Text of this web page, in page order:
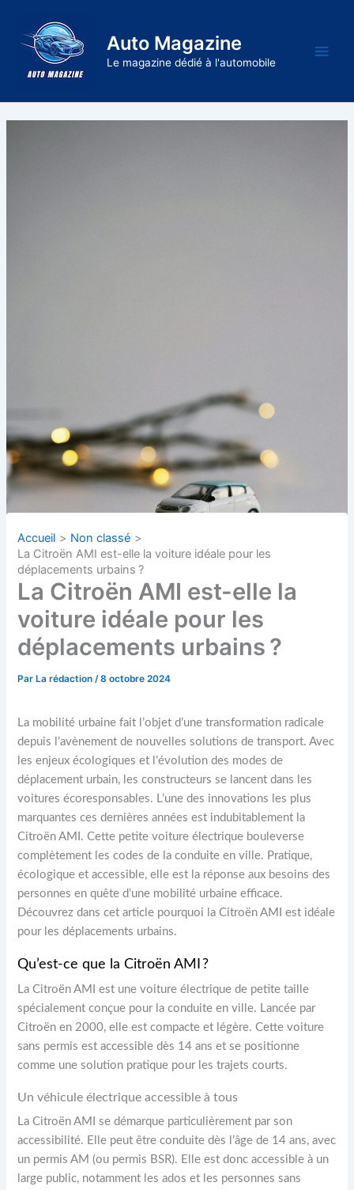
contenu
Auto Magazine
Le magazine dédié à l'automobile
Accueil
Non classé
La Citroën AMI est-elle la voiture idéale pour les
déplacements urbains ?
La Citroën AMI est-elle la
voiture idéale pour les
déplacements urbains ?
Par La rédaction/8 octobre 2024
La mobilité urbaine fait l’objet d’une transformation radicale
depuis l’avènement de nouvelles solutions de transport. Avec
les enjeux écologiques et l’évolution des modes de
déplacement urbain, les constructeurs se lancent dans les
voitures écoresponsables. L’une des innovations les plus
marquantes ces dernières années est indubitablement la
Citroën AMI. Cette petite voiture électrique bouleverse
complètement les codes de la conduite en ville. Pratique,
écologique et accessible, elle est la réponse aux besoins des
personnes en quête d’une mobilité urbaine efficace.
Découvrez dans cet article pourquoi la Citroën AMI est idéale
pour les déplacements urbains.
Qu’est-ce que la Citroën AMI ?
La Citroën AMI est une voiture électrique de petite taille
spécialement conçue pour la conduite en ville. Lancée par
Citroën en 2000, elle est compacte et légère. Cette voiture
sans permis est accessible dès 14 ans et se positionne
comme une solution pratique pour les trajets courts.
Un véhicule électrique accessible à tous
La Citroën AMI se démarque particulièrement par son
accessibilité. Elle peut être conduite dès l’âge de 14 ans, avec
un permis AM (ou permis BSR). Elle est donc accessible à un
large public, notamment les ados et les personnes sans